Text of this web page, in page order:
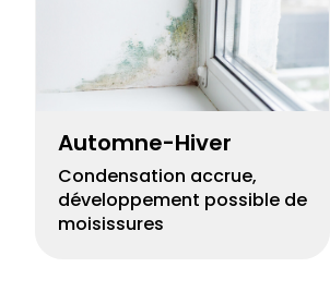
Automne-Hiver
Condensation accrue,
développement possible de
moisissures